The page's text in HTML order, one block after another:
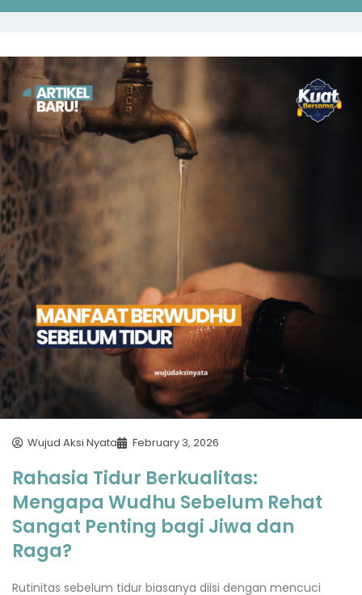
Wujud Aksi Nyata February 3, 2026
Rahasia Tidur Berkualitas:
Mengapa Wudhu Sebelum Rehat
Sangat Penting bagi Jiwa dan
Raga?
Rutinitas sebelum tidur biasanya diisi dengan mencuci